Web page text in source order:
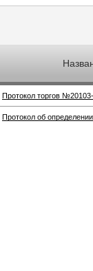
Протокол торгов
Протокол об